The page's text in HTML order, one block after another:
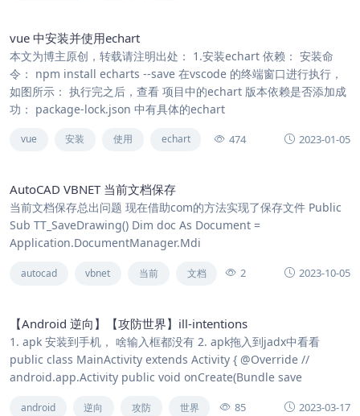
vue 中安装并使用echart
本文为博主原创，转载请注明出处： 1.安装echart 依赖： 安装命
令： npm install echarts --save 在vscode 的终端窗口进行执行，
如图所示： 执行完之后，查看 项目中的echart 版本依赖是否添加成
功： package-lock.json 中有具体的echart
vue 安装 使用 echart 474 2023-01-05
AutoCAD VBNET 当前文档保存
当前文档保存总出问题 现在借助com的方法实现了保存文件 Public
Sub TT_SaveDrawing() Dim doc As Document =
Application.DocumentManager.Mdi
autocad vbnet 当前 文档 2 2023-10-05
【Android 逆向】【攻防世界】ill-intentions
1. apk 安装到手机， 啥输入框都没有 2. apk拖入到jadx中看看
public class MainActivity extends Activity { @Override //
android.app.Activity public void onCreate(Bundle save
android 逆向 攻防 世界 85 2023-03-17